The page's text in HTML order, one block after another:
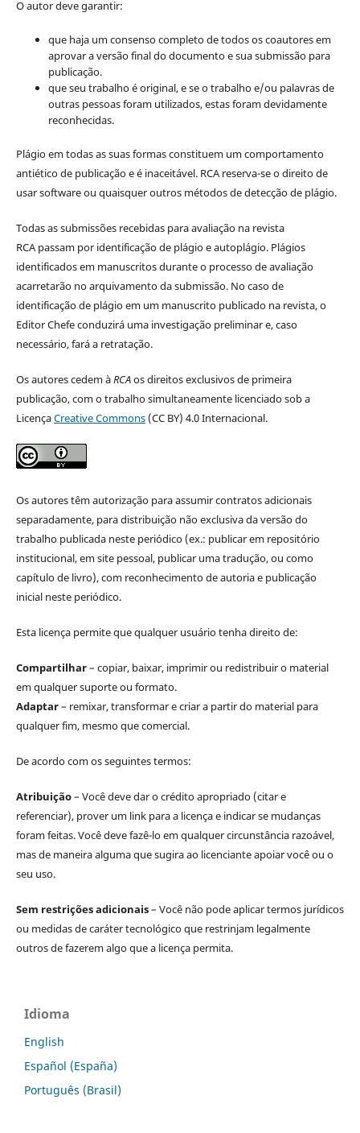
O autor deve garantir:
que haja um consenso completo de todos os coautores em
aprovar a versão final do documento e sua submissão para
publicação.
que seu trabalho é original, e se o trabalho e/ou palavras de
outras pessoas foram utilizados, estas foram devidamente
reconhecidas.
Plágio em todas as suas formas constituem um comportamento
antiético de publicação e é inaceitável. RCA reserva-se o direito de
usar software ou quaisquer outros métodos de detecção de plágio.
Todas as submissões recebidas para avaliação na revista
RCA passam por identificação de plágio e autoplágio. Plágios
identificados em manuscritos durante o processo de avaliação
acarretarão no arquivamento da submissão. No caso de
identificação de plágio em um manuscrito publicado na revista, o
Editor Chefe conduzirá uma investigação preliminar e, caso
necessário, fará a retratação.
Os autores cedem àRCAos direitos exclusivos de primeira
publicação, com o trabalho simultaneamente licenciado sob a
LicençaCreative Commons(CC BY) 4.0 Internacional.
Os autores têm autorização para assumir contratos adicionais
separadamente, para distribuição não exclusiva da versão do
trabalho publicada neste periódico (ex.: publicar em repositório
institucional, em site pessoal, publicar uma tradução, ou como
capítulo de livro), com reconhecimento de autoria e publicação
inicial neste periódico.
Esta licença permite que qualquer usuário tenha direito de:
Compartilhar– copiar, baixar, imprimir ou redistribuir o material
em qualquer suporte ou formato.
Adaptar– remixar, transformar e criar a partir do material para
qualquer fim, mesmo que comercial.
De acordo com os seguintes termos:
Atribuição– Você deve dar o crédito apropriado (citar e
referenciar), prover um link para a licença e indicar se mudanças
foram feitas. Você deve fazê-lo em qualquer circunstância razoável,
mas de maneira alguma que sugira ao licenciante apoiar você ou o
seu uso.
Sem restrições adicionais– Você não pode aplicar termos jurídicos
ou medidas de caráter tecnológico que restrinjam legalmente
outros de fazerem algo que a licença permita.
Idioma
English
Español (España)
Português (Brasil)